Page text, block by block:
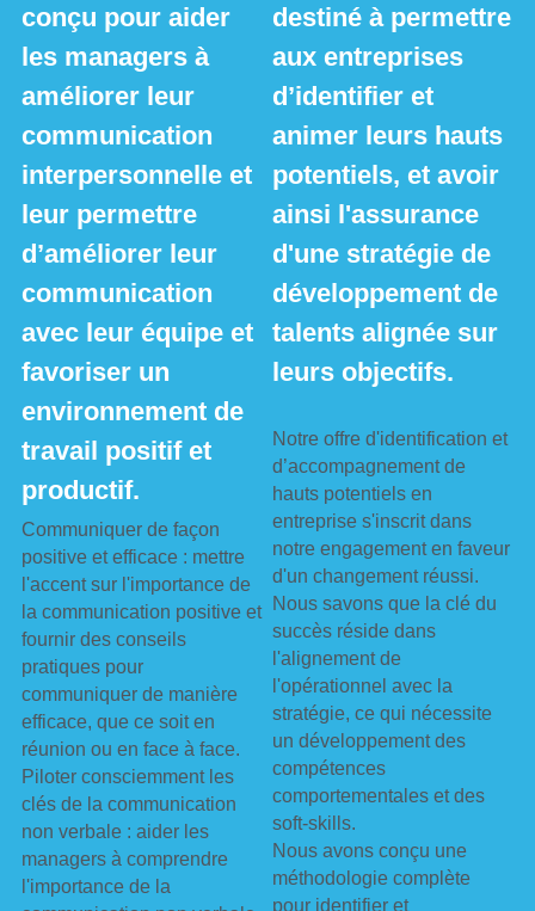
conçu pour aider
les managers à
améliorer leur
communication
interpersonnelle et
leur permettre
d’améliorer leur
communication
avec leur équipe et
favoriser un
environnement de
travail positif et
productif.
Communiquer de façon
positive et efficace : mettre
l'accent sur l'importance de
la communication positive et
fournir des conseils
pratiques pour
communiquer de manière
efficace, que ce soit en
réunion ou en face à face.
Piloter consciemment les
clés de la communication
non verbale : aider les
managers à comprendre
l'importance de la
destiné à permettre
aux entreprises
d’identifier et
animer leurs hauts
potentiels, et avoir
ainsi l'assurance
d'une stratégie de
développement de
talents alignée sur
leurs objectifs.
Notre offre d'identification et
d’accompagnement de
hauts potentiels en
entreprise s'inscrit dans
notre engagement en faveur
d'un changement réussi.
Nous savons que la clé du
succès réside dans
l'alignement de
l'opérationnel avec la
stratégie, ce qui nécessite
un développement des
compétences
comportementales et des
soft-skills.
Nous avons conçu une
méthodologie complète
pour identifier et